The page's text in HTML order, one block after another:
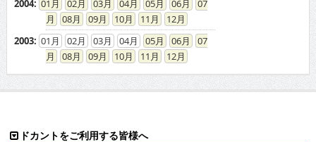
2004: 01 02 03 04 05 06
07
08
09 10 11
12
2003: 01 02 03 04 05 06
07
08
09 10 11 12
ドカントをご利用する皆様へ